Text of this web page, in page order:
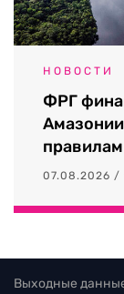
НОВОСТИ
ФРГ
правилам
07.08.2026 /
Выходные